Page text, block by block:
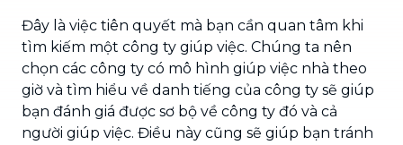
Đây là việc tiên quyết mà bạn cần quan tâm khi
tìm kiếm một công ty giúp việc. Chúng ta nên
chọn các công ty có mô hình giúp việc nhà theo
giờ và tìm hiểu về danh tiếng của công ty sẽ giúp
bạn đánh giá được sơ bộ về công ty đó và cả
người giúp việc. Điều này cũng sẽ giúp bạn tránh